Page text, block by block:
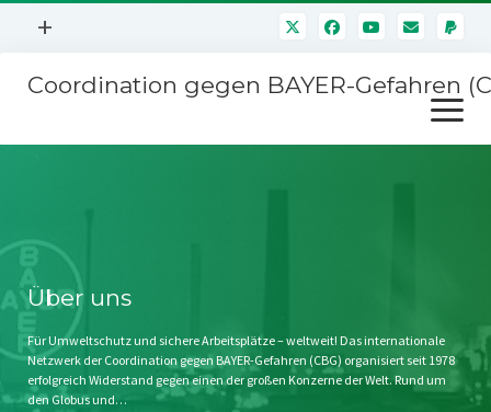
Menü
+
Mitmachen
Kontakt
Impressum
Störfälle
Coordination gegen BAYER-Gefahren
Menü
öffnen
Stichwort BAYER
Jahrestagung
SPENDEN
Über uns
Für Umweltschutz und sichere Arbeitsplätze – weltweit! Das internationale
Netzwerk der Coordination gegen BAYER-Gefahren (CBG) organisiert seit 1978
erfolgreich Widerstand gegen einen der großen Konzerne der Welt. Rund um
den Globus und…